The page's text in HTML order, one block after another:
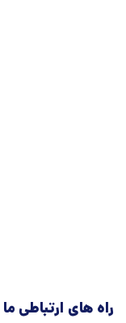
راه های ارتباطی ما